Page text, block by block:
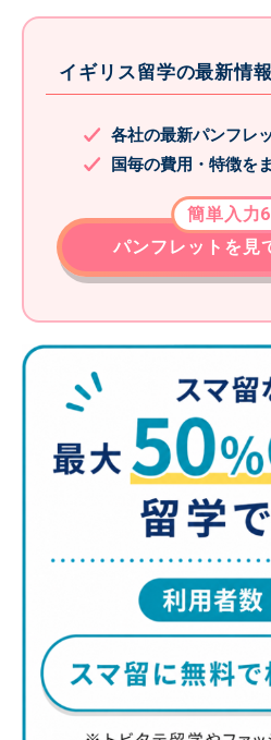
イギリス留学の最新情
各社の最新パンフレ
国毎の費用・特徴を
パンフレットを見
簡単入力